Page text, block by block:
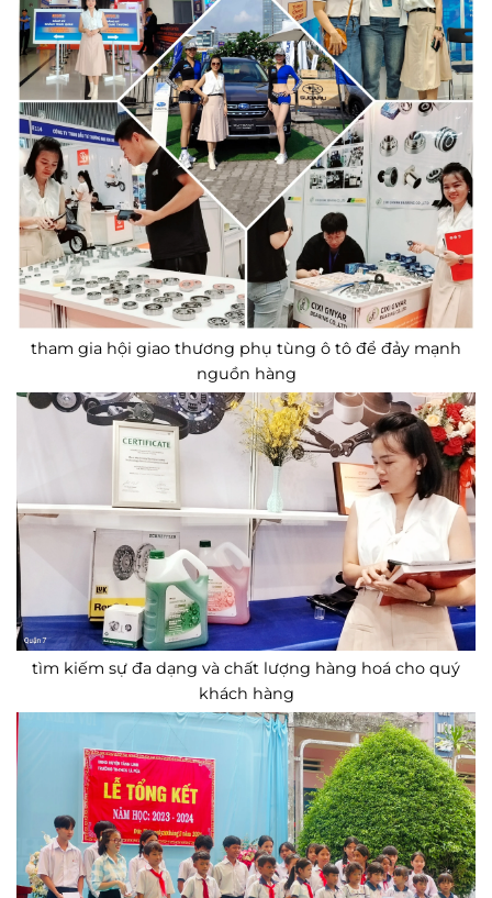
tham gia hội giao thương phụ tùng ô tô để đảy mạnh
nguồn hàng
tìm kiếm sự đa dạng và chất lượng hàng hoá cho quý
khách hàng